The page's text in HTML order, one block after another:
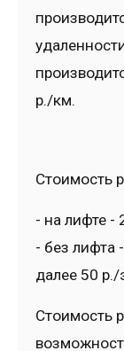
р./км.
Стоимость
- на лифте -
- без лифта
далее 50
Стоимость